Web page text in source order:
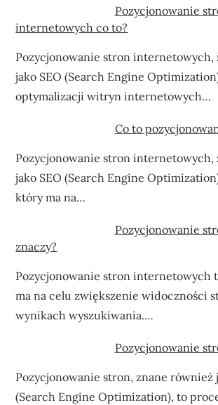
Pozycjonowanie
internetowych co to?
Pozycjonowanie stron internetowych,
jako SEO (Search Engine
optymalizacji witryn internetowych…
Co to
Pozycjonowanie stron internetowych,
jako SEO (Search Engine
który ma na…
Pozycjonowanie
znaczy?
Pozycjonowanie stron internetowych
ma na celu zwiększenie widoczności
wynikach wyszukiwania.…
Pozycjonowanie
Pozycjonowanie stron, znane również
(Search Engine Optimization), to